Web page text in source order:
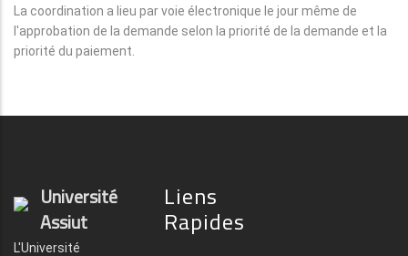
La coordination a lieu par voie électronique le jour même de
l'approbation de la demande selon la priorité de la demande et la
priorité du paiement.
Université
Assiut
L'Université
Liens
Rapides